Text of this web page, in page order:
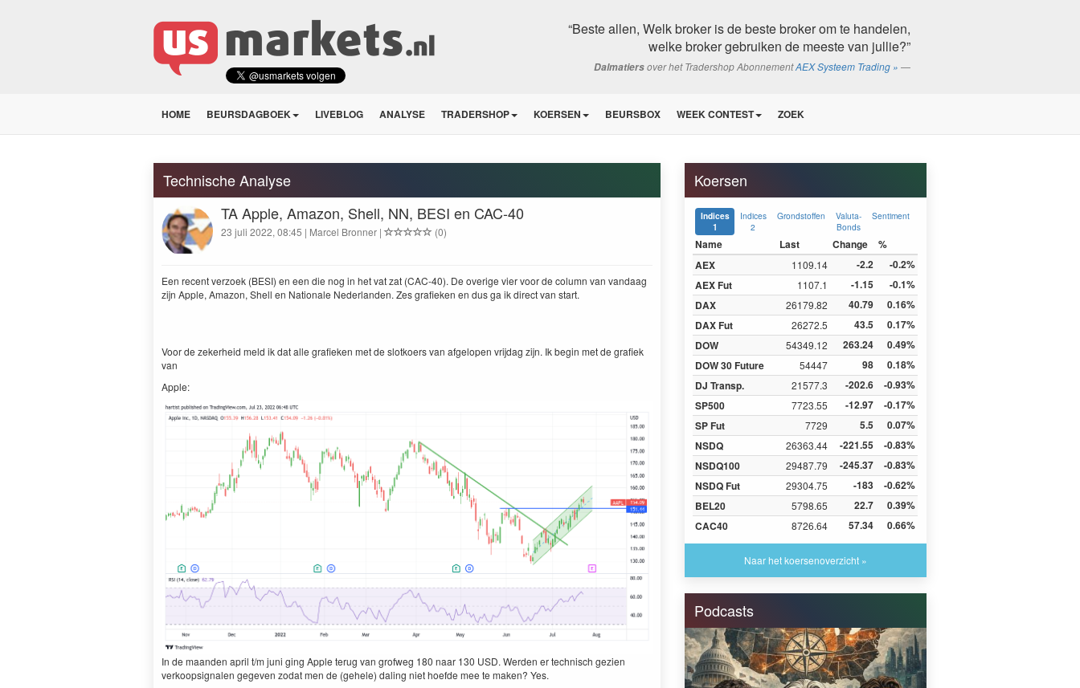
“Beste allen, Welk broker is de beste broker om te handelen,
welke broker gebruiken de meeste van jullie?”
Dalmatiersover het Tradershop AbonnementAEX Systeem Trading »
HOME BEURSDAGBOEK LIVEBLOG ANALYSE TRADERSHOP KOERSEN BEURSBOX WEEK CONTEST ZOEK
Technische Analyse
TA Apple, Amazon, Shell, NN, BESI en CAC-40
23 juli 2022, 08:45 | Marcel Bronner | (0)
Een recent verzoek (BESI) en een die nog in het vat zat (CAC-40). De overige vier voor de column van vandaag
zijn Apple, Amazon, Shell en Nationale Nederlanden. Zes grafieken en dus ga ik direct van start.
Voor de zekerheid meld ik dat alle grafieken met de slotkoers van afgelopen vrijdag zijn. Ik begin met de grafiek
van
Apple:
In de maanden april t/m juni ging Apple terug van grofweg 180 naar 130 USD. Werden er technisch gezien
verkoopsignalen gegeven zodat men de (gehele) daling niet hoefde mee te maken? Yes.
Koersen
Indices
1
Indices
2
Grondstoffen
Valuta-
Bonds
Sentiment
Name Last Change
%
AEX
1109.14 -2.2
-0.2%
AEX Fut
1107.1 -1.15
-0.1%
DAX
26179.82 40.79
0.16%
DAX Fut
26272.5 43.5
0.17%
DOW
54349.12 263.24
0.49%
DOW 30 Future
54447 98
0.18%
DJ Transp.
21577.3 -202.6
-0.93%
SP500
7723.55 -12.97
-0.17%
SP Fut
7729 5.5
0.07%
NSDQ
26363.44 -221.55
-0.83%
NSDQ100
29487.79 -245.37
-0.83%
NSDQ Fut
29304.75 -183
-0.62%
BEL20
5798.65 22.7
0.39%
CAC40
8726.64 57.34 0.66%
Naar het koersenoverzicht »
Podcasts